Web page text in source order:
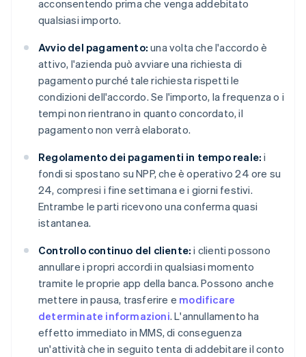
acconsentendo prima che venga addebitato
qualsiasi importo.
Avvio del pagamento: una volta che l'accordo è
attivo, l'azienda può avviare una richiesta di
pagamento purché tale richiesta rispetti le
condizioni dell'accordo. Se l'importo, la frequenza o i
tempi non rientrano in quanto concordato, il
pagamento non verrà elaborato.
Regolamento dei pagamenti in tempo reale: i
fondi si spostano su NPP, che è operativo 24 ore su
24, compresi i fine settimana e i giorni festivi.
Entrambe le parti ricevono una conferma quasi
istantanea.
Controllo continuo del cliente: i clienti possono
annullare i propri accordi in qualsiasi momento
tramite le proprie app della banca. Possono anche
mettere in pausa, trasferire e modificare
determinate informazioni. L'annullamento ha
effetto immediato in MMS, di conseguenza
un'attività che in seguito tenta di addebitare il conto